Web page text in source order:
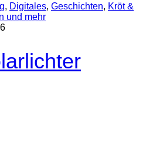
, Digitales, Geschichten, Kröt &
und mehr